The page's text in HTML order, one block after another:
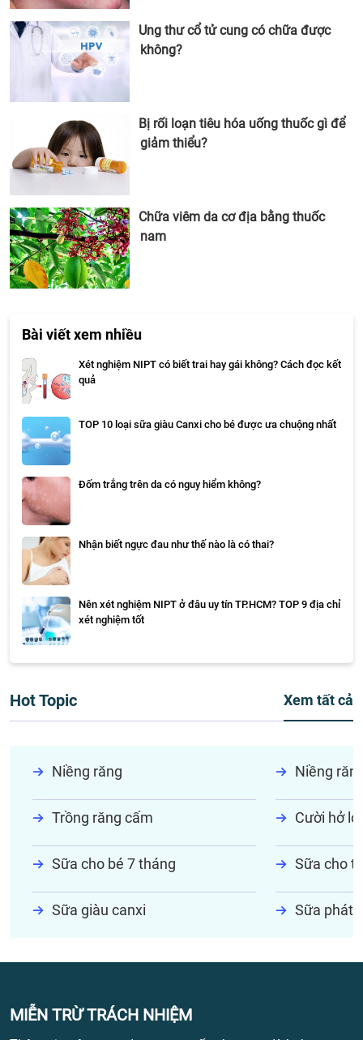
Ung thư cổ tử cung có chữa được
không?
Bị rối loạn tiêu hóa uống thuốc gì để
giảm thiểu?
Chữa viêm da cơ địa bằng thuốc
nam
Bài viết xem nhiều
Xét nghiệm NIPT có biết trai hay gái không? Cách đọc kết
quả
TOP 10 loại sữa giàu Canxi cho bé được ưa chuộng nhất
Đốm trắng trên da có nguy hiểm không?
Nhận biết ngực đau như thế nào là có thai?
Nên xét nghiệm NIPT ở đâu uy tín TP.HCM? TOP 9 địa chỉ
xét nghiệm tốt
Hot Topic Xem tất cả
Niềng răng Niềng
Trồng răng cấm Cười hở lợi
Sữa cho bé 7 tháng Sữa cho
Sữa giàu canxi Sữa phát
MIỄN TRỪ TRÁCH NHIỆM